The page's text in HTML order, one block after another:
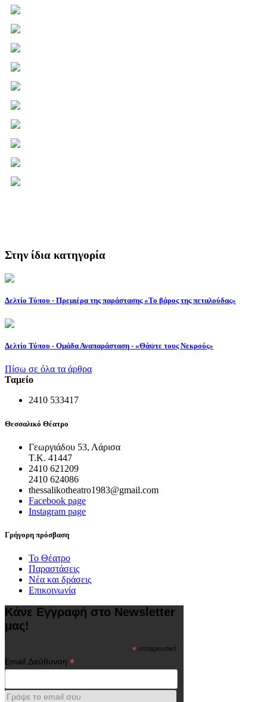
Στην ίδια κατηγορία
Δελτίο Τύπου - Πρεμιέρα της παράστασης «Το βάρος της πεταλούδας»
Δελτίο Τύπου - Ομάδα Αναπαράσταση - «Θάψτε τους Νεκρούς»
Πίσω σε όλα τα άρθρα
Ταμείο
2410 533417
Θεσσαλικό Θέατρο
Γεωργιάδου 53, Λάρισα
Τ.Κ. 41447
2410 621209
2410 624086
thessalikotheatro1983@gmail.com
Facebook page
Instagram page
Γρήγορη πρόσβαση
Το Θέατρο
Παραστάσεις
Νέα και δράσεις
Επικοινωνία
Κάνε Εγγραφή στο Newsletter
μας!
* υποχρεωτικό
Email Διεύθυνση *
Γράψε το email σου